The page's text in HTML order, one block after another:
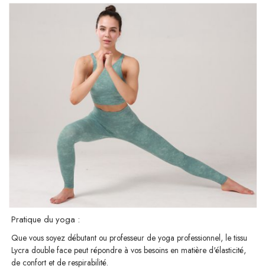
Pratique du yoga :
Que vous soyez débutant ou professeur de yoga professionnel, le tissu
Lycra double face peut répondre à vos besoins en matière d'élasticité,
de confort et de respirabilité.